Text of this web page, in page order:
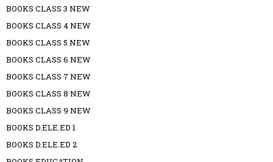
BOOKS CLASS 3 NEW
BOOKS CLASS 4 NEW
BOOKS CLASS 5 NEW
BOOKS CLASS 6 NEW
BOOKS CLASS 7 NEW
BOOKS CLASS 8 NEW
BOOKS CLASS 9 NEW
BOOKS D.ELE.ED 1
BOOKS D.ELE.ED 2